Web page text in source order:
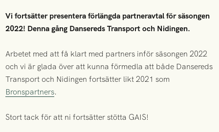
Vi fortsätter presentera förlängda partneravtal för säsongen
2022! Denna gång Dansereds Transport och Nidingen.
Arbetet med att få klart med partners inför säsongen 2022
och vi är glada över att kunna förmedla att både Dansereds
Transport och Nidingen fortsätter likt 2021 som
Bronspartners.
Stort tack för att ni fortsätter stötta GAIS!